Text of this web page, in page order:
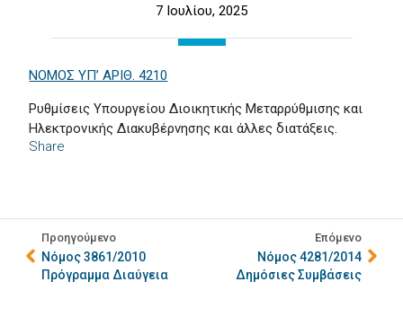
7 Ιουλίου, 2025
Share
NOMOΣ ΥΠ’ ΑΡΙΘ. 4210
Ρυθμίσεις Υπουργείου Διοικητικής Μεταρρύθμισης και
Ηλεκτρονικής Διακυβέρνησης και άλλες διατάξεις.
Προηγούμενο
Νόμος 3861/2010
Πρόγραμμα Διαύγεια
Επόμενο
Νόμος 4281/2014
Δημόσιες Συμβάσεις